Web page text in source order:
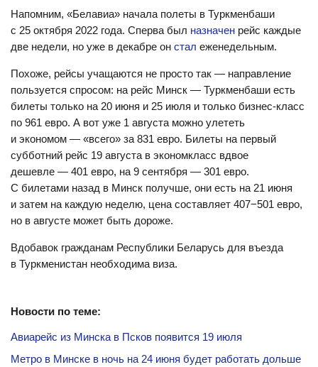
Напомним, «Белавиа» начала полеты в Туркменбаши
с 25 октября 2022 года. Сперва был назначен рейс каждые
две недели, но уже в декабре он стал еженедельным.
Похоже, рейсы учащаются не просто так — направление
пользуется спросом: на рейс Минск — Туркменбаши есть
билеты только на 20 июня и 25 июля и только бизнес-класс
по 961 евро. А вот уже 1 августа можно улететь
и экономом — «всего» за 831 евро. Билеты на первый
субботний рейс 19 августа в экономкласс вдвое
дешевле — 401 евро, на 9 сентября — 301 евро.
С билетами назад в Минск получше, они есть на 21 июня
и затем на каждую неделю, цена составляет 407−501 евро,
но в августе может быть дороже.
Вдобавок гражданам Республики Беларусь для въезда
в Туркменистан необходима виза.
Новости по теме:
Авиарейс из Минска в Псков появится 19 июля
Метро в Минске в ночь на 24 июня будет работать дольше